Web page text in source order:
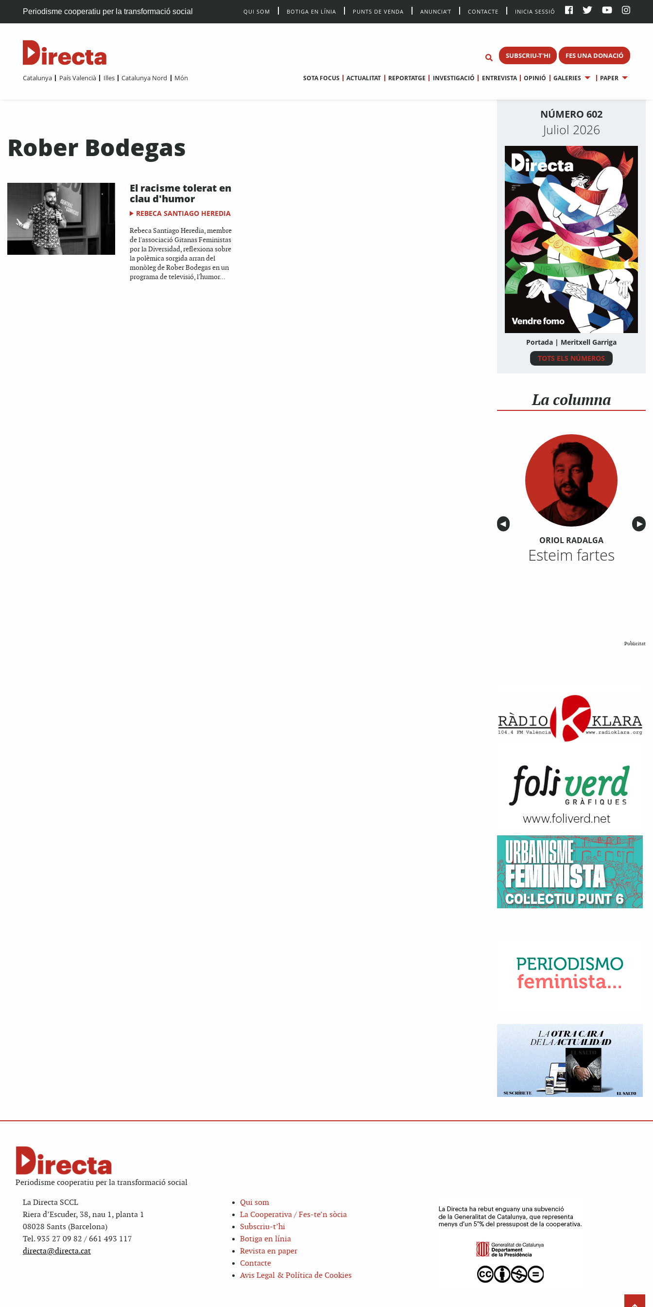
Periodisme cooperatiu per la transformació social QUI SOM BOTIGA EN LÍNIA PUNTS DE VENDA ANUNCIA’T CONTACTE INICIA SESSIÓ
SUBSCRIU-T'HI FES UNA DONACIÓ
Catalunya País Valencià Illes Catalunya Nord Món SOTA FOCUS ACTUALITAT REPORTATGE INVESTIGACIÓ ENTREVISTA OPINIÓ GALERIES PAPER
Rober Bodegas
El racisme tolerat en
clau d'humor
REBECA SANTIAGO HEREDIA
Rebeca Santiago Heredia, membre
de l'associació Gitanas Feministas
por la Diversidad, reflexiona sobre
la polèmica sorgida arran del
monòleg de Rober Bodegas en un
programa de televisió, l'humor...
NÚMERO 602
Juliol 2026
Portada | Meritxell Garriga
TOTS ELS NÚMEROS
La columna
Anterior
◀︎ ▶︎
ORIOL RADALGA
Esteim fartes
Publicitat
Periodisme cooperatiu per la transformació social
La Directa SCCL
Riera d’Escuder, 38, nau 1, planta 1
08028 Sants (Barcelona)
Tel. 935 27 09 82 / 661 493 117
directa@directa.cat
Qui som
La Cooperativa / Fes-te’n sòcia
Subscriu-t’hi
Botiga en línia
Revista en paper
Contacte
Avis Legal & Política de Cookies